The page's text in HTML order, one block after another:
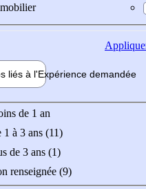
liés à l'Expérience demandée
de 1 an
1 à 3 ans (11)
de 3 ans (1)
renseignée (9)